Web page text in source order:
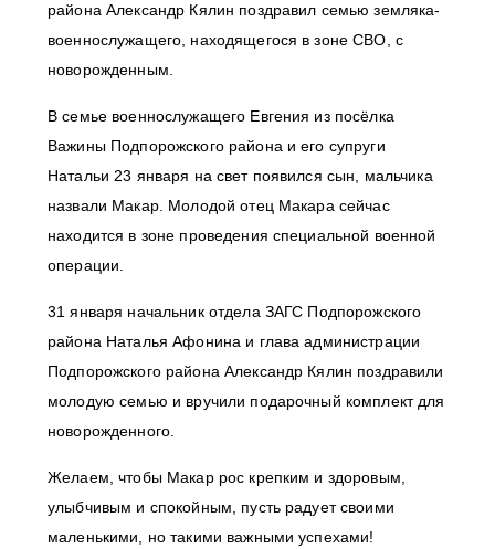
района Александр Кялин поздравил семью земляка-
военнослужащего, находящегося в зоне СВО, с
новорожденным.
В семье военнослужащего Евгения из посёлка
Важины Подпорожского района и его супруги
Натальи 23 января на свет появился сын, мальчика
назвали Макар. Молодой отец Макара сейчас
находится в зоне проведения специальной военной
операции.
31 января начальник отдела ЗАГС Подпорожского
района Наталья Афонина и глава администрации
Подпорожского района Александр Кялин поздравили
молодую семью и вручили подарочный комплект для
новорожденного.
Желаем, чтобы Макар рос крепким и здоровым,
улыбчивым и спокойным, пусть радует своими
маленькими, но такими важными успехами!